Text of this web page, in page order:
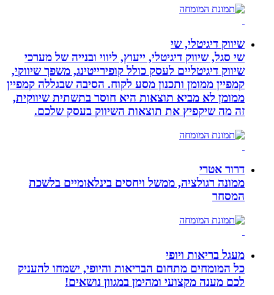
שיווק דיגיטלי, שי
שי סגל, שיווק דיגיטלי, ייעוץ, ליווי ובנייה של מערכי
שיווק דיגיטליים לעסק כולל קופירייטינג, משפך שיווקי,
קמפיין ממומן ותכנון מסע לקוח. הסיבה שבגללה קמפיין
ממומן לא מביא תוצאות היא חוסר בתשתית שיווקית,
זה מה שיקפיץ את תוצאות השיווק בעסק שלכם.
דרור אטרי
ממונה רגולציה, ממשל ויחסים בינלאומיים בלשכת
המסחר
מעגל בריאות ויופי
כל המומחים מתחום הבריאות והיופי, ישמחו להעניק
לכם מענה מקצועי ומהימן במגוון נושאים!